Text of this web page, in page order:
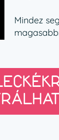
Mindez